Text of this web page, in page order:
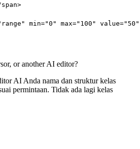
span>
min="0" max="100" value="50"
or another AI editor?
AI Anda nama dan struktur kelas
permintaan. Tidak ada lagi kelas